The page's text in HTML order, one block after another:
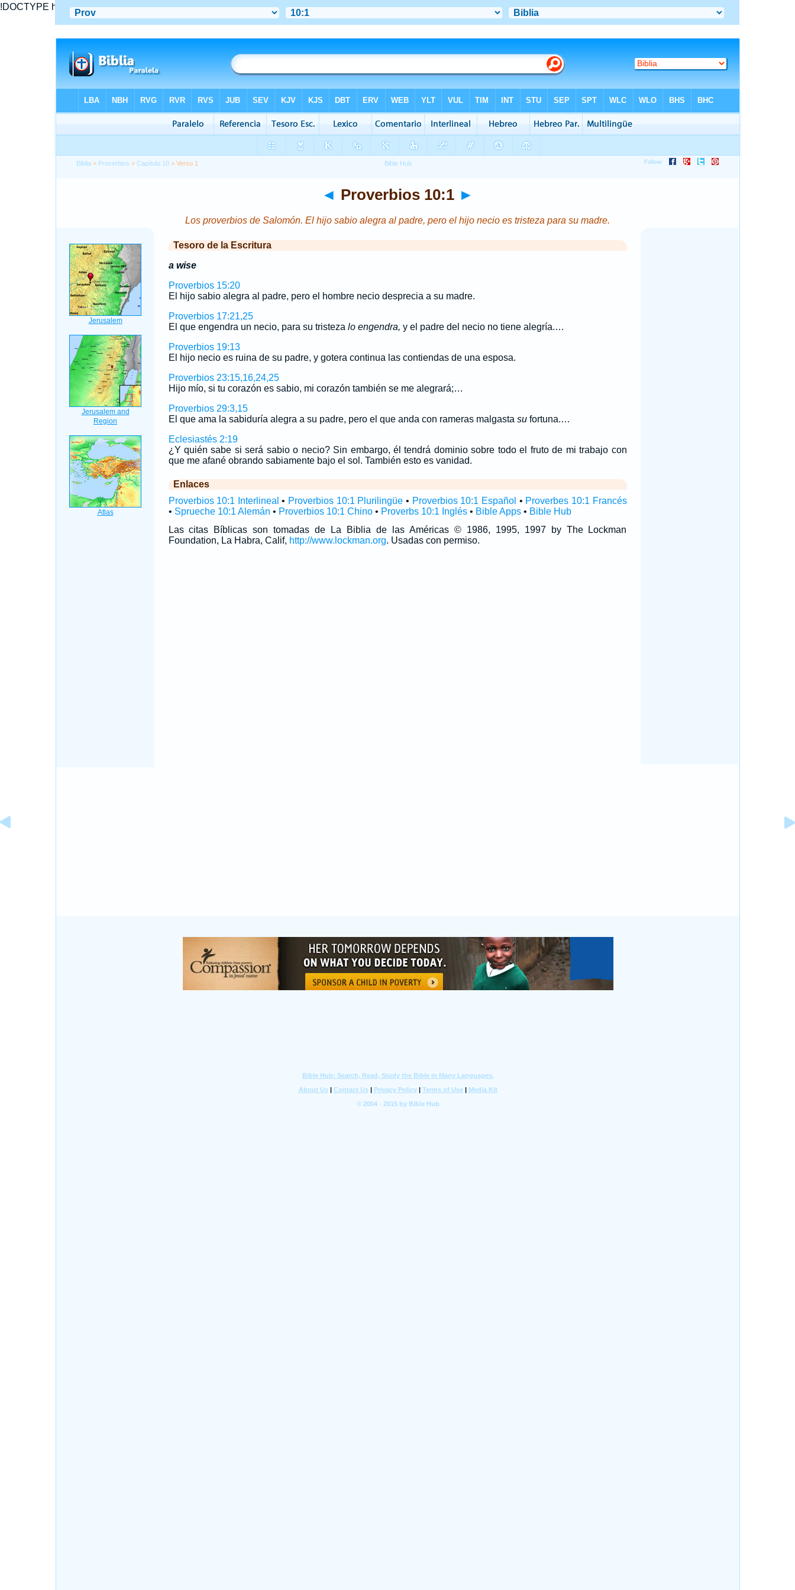
!DOCTYPE html PUBLIC "-//W3C//DTD XHTML 1.0 Transitional//EN" "http://www.w3.org/TR/xhtml1/DTD/xhtml1-transitional.dtd">
Biblia > Proverbios >Capítulo 10 > Verso 1
◄ Proverbios 10:1 ►
Los proverbios de Salomón. El hijo sabio alegra al padre, pero el hijo necio es tristeza para su madre.
Tesoro de la Escritura
a wise
Proverbios 15:20
El hijo sabio alegra al padre, pero el hombre necio desprecia a su madre.
Proverbios 17:21,25
El que engendra un necio, para su tristeza lo engendra, y el padre del necio no tiene alegría.…
Proverbios 19:13
El hijo necio es ruina de su padre, y gotera continua las contiendas de una esposa.
Proverbios 23:15,16,24,25
Hijo mío, si tu corazón es sabio, mi corazón también se me alegrará;…
Proverbios 29:3,15
El que ama la sabiduría alegra a su padre, pero el que anda con rameras malgasta sufortuna.…
Eclesiastés 2:19
¿Y quién sabe si será sabio o necio? Sin embargo, él tendrá dominio sobre todo el fruto de mi trabajo con
que me afané obrando sabiamente bajo el sol. También esto es vanidad.
Enlaces
Proverbios 10:1 Interlineal • Proverbios 10:1 Plurilingüe • Proverbios 10:1 Español • Proverbes 10:1 Francés
• Sprueche 10:1 Alemán • Proverbios 10:1 Chino• Proverbs 10:1 Inglés• Bible Apps• Bible Hub
Las citas Bíblicas son tomadas de La Biblia de las Américas © 1986, 1995, 1997 by The Lockman
Foundation, La Habra, Calif, http://www.lockman.org. Usadas con permiso.